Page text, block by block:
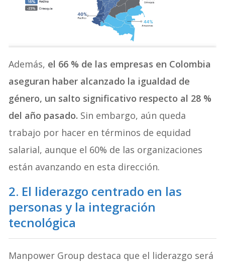
Además, el 66 % de las empresas en Colombia
aseguran haber alcanzado la igualdad de
género, un salto significativo respecto al 28 %
del año pasado. Sin embargo, aún queda
trabajo por hacer en términos de equidad
salarial, aunque el 60% de las organizaciones
están avanzando en esta dirección.
2. El liderazgo centrado en las
personas y la integración
tecnológica
Manpower Group destaca que el liderazgo será